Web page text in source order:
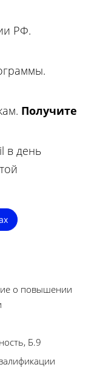
РФ.
Получите
в день
о повышении
Б.9